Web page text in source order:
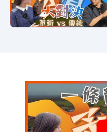
升學指南
預約諮詢